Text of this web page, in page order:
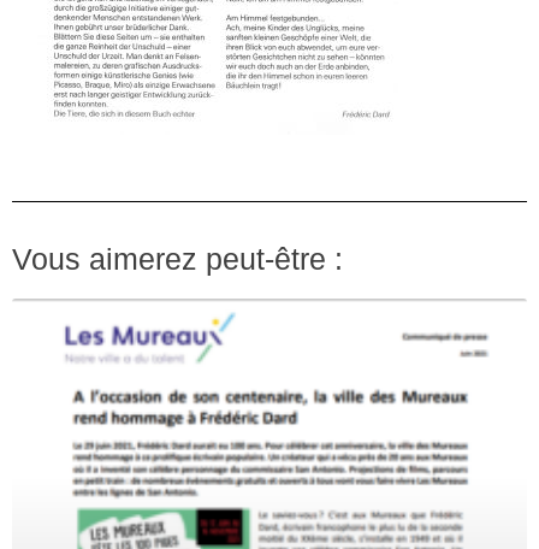
Vous aimerez peut-être :